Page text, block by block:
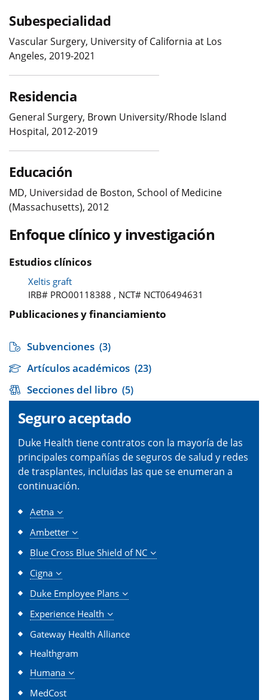
Subespecialidad
Vascular Surgery, University of California at Los
Angeles, 2019-2021
Residencia
General Surgery, Brown University/Rhode Island
Hospital, 2012-2019
Educación
MD, Universidad de Boston, School of Medicine
(Massachusetts), 2012
Enfoque clínico y investigación
Estudios clínicos
Xeltis graft
IRB# PRO00118388 , NCT# NCT06494631
Publicaciones y financiamiento
Subvenciones (3)
Artículos académicos (23)
Secciones del libro (5)
Seguro aceptado
Duke Health tiene contratos con la mayoría de las
principales compañías de seguros de salud y redes
de trasplantes, incluidas las que se enumeran a
continuación.
Aetna
Ambetter
Blue Cross Blue Shield of NC
Cigna
Duke Employee Plans
Experience Health
Gateway Health Alliance
Healthgram
Humana
MedCost